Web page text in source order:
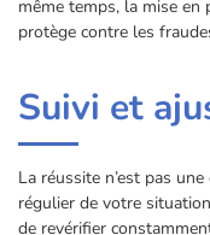
même temps, la mise en
protège contre les
Suivi et
La réussite n’est pas
régulier de votre
de revérifier